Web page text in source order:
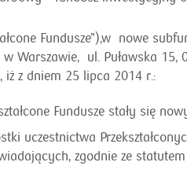
Fundusze”),w nowe
w Warszawie, ul. Puławska 15,
iż z dniem 25 lipca 2014 r.:
Fundusze stały się
uczestnictwa
zgodnie ze